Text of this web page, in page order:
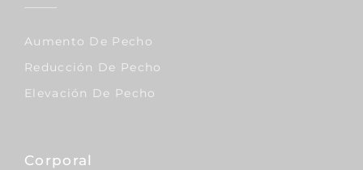
Aumento De Pecho
Reducción De Pecho
Elevación De Pecho
Corporal